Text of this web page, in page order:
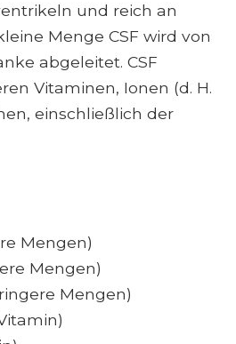
und reich an
Menge CSF wird von
abgeleitet. CSF
Vitaminen, Ionen (d. H.
einschließlich der
Mengen)
Mengen)
Mengen)